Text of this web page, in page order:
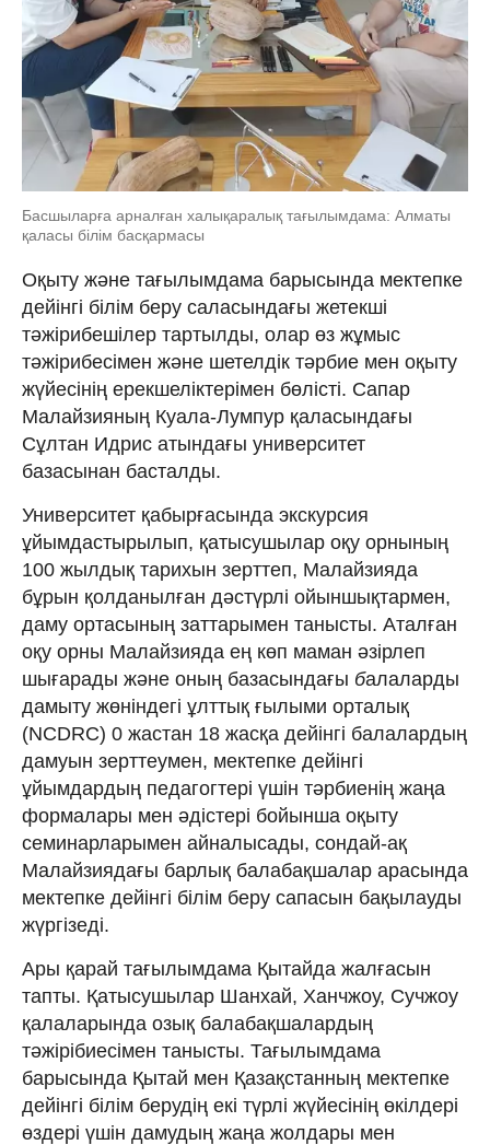
Басшыларға арналған халықаралық тағылымдама: Алматы
қаласы білім басқармасы
Оқыту және тағылымдама барысында мектепке
дейінгі білім беру саласындағы жетекші
тәжірибешілер тартылды, олар өз жұмыс
тәжірибесімен және шетелдік тәрбие мен оқыту
жүйесінің ерекшеліктерімен бөлісті. Сапар
Малайзияның Куала-Лумпур қаласындағы
Сұлтан Идрис атындағы университет
базасынан басталды.
Университет қабырғасында экскурсия
ұйымдастырылып, қатысушылар оқу орнының
100 жылдық тарихын зерттеп, Малайзияда
бұрын қолданылған дәстүрлі ойыншықтармен,
даму ортасының заттарымен танысты. Аталған
оқу орны Малайзияда ең көп маман әзірлеп
шығарады және оның базасындағы балаларды
дамыту жөніндегі ұлттық ғылыми орталық
(NCDRC) 0 жастан 18 жасқа дейінгі балалардың
дамуын зерттеумен, мектепке дейінгі
ұйымдардың педагогтері үшін тәрбиенің жаңа
формалары мен әдістері бойынша оқыту
семинарларымен айналысады, сондай-ақ
Малайзиядағы барлық балабақшалар арасында
мектепке дейінгі білім беру сапасын бақылауды
жүргізеді.
Ары қарай тағылымдама Қытайда жалғасын
тапты. Қатысушылар Шанхай, Ханчжоу, Сучжоу
қалаларында озық балабақшалардың
тәжірібиесімен танысты. Тағылымдама
барысында Қытай мен Қазақстанның мектепке
дейінгі білім берудің екі түрлі жүйесінің өкілдері
өздері үшін дамудың жаңа жолдары мен